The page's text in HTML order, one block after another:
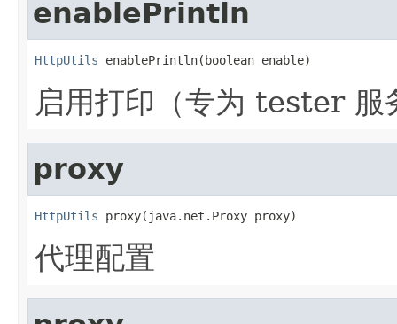
enablePrintln
HttpUtils enablePrintln(boolean enable)
启用打印（专为 tester 服
proxy
HttpUtils proxy(java.net.Proxy proxy)
代理配置